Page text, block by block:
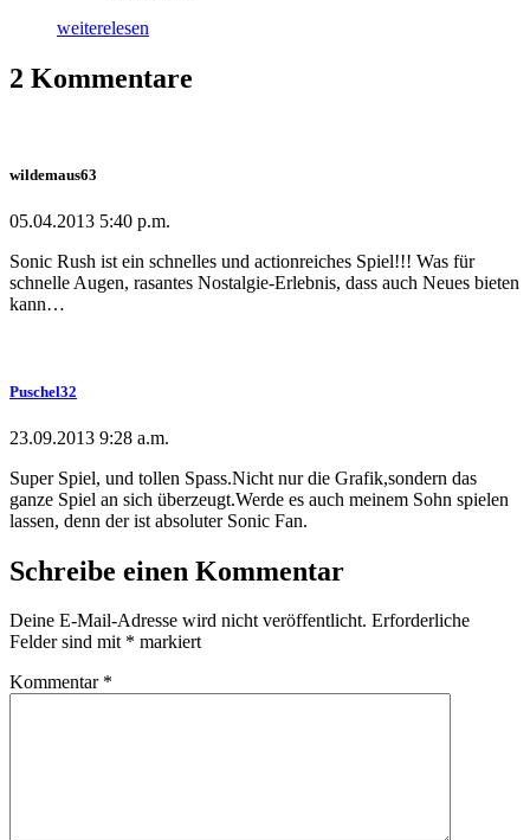
weiterelesen
2 Kommentare
wildemaus63
05.04.2013 5:40 p.m.
Sonic Rush ist ein schnelles und actionreiches Spiel!!! Was für
schnelle Augen, rasantes Nostalgie-Erlebnis, dass auch Neues bieten
kann…
Puschel32
23.09.2013 9:28 a.m.
Super Spiel, und tollen Spass.Nicht nur die Grafik,sondern das
ganze Spiel an sich überzeugt.Werde es auch meinem Sohn spielen
lassen, denn der ist absoluter Sonic Fan.
Schreibe einen Kommentar
Deine E-Mail-Adresse wird nicht veröffentlicht. Erforderliche
Felder sind mit * markiert
Kommentar *